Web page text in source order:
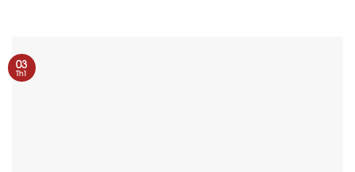
03
Th1